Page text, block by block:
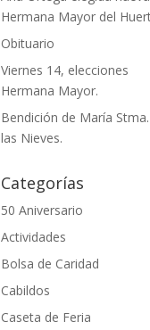
Hermana Mayor del
Obituario
Viernes 14, elecciones
Hermana Mayor.
Bendición de María
las Nieves.
Categorías
50 Aniversario
Actividades
Bolsa de Caridad
Cabildos
Caseta de Feria